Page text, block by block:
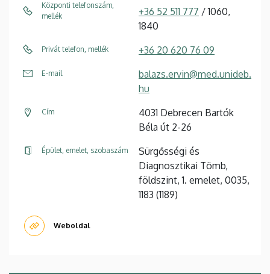
Központi telefonszám,
mellék
+36 52 511 777 / 1060,
1840
Privát telefon, mellék +36 20 620 76 09
E-mail
balazs.ervin@med.unideb.
hu
Cím
4031 Debrecen Bartók
Béla út 2-26
Épület, emelet, szobaszám
Sürgősségi és
Diagnosztikai Tömb,
földszint, 1. emelet, 0035,
1183 (1189)
Weboldal